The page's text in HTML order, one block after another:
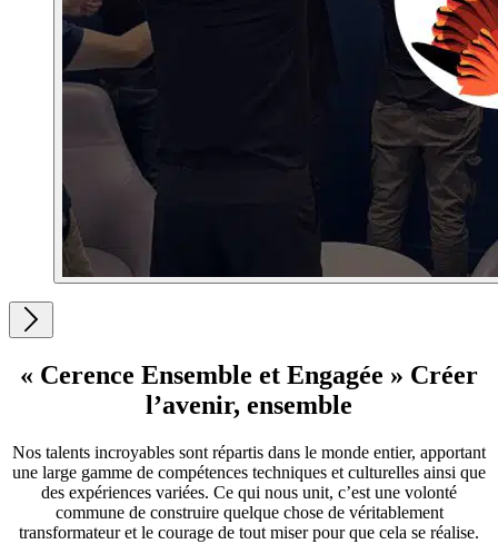
« Cerence Ensemble et Engagée » Créer
l’avenir, ensemble
Nos talents incroyables sont répartis dans le monde entier, apportant
une large gamme de compétences techniques et culturelles ainsi que
des expériences variées. Ce qui nous unit, c’est une volonté
commune de construire quelque chose de véritablement
transformateur et le courage de tout miser pour que cela se réalise.